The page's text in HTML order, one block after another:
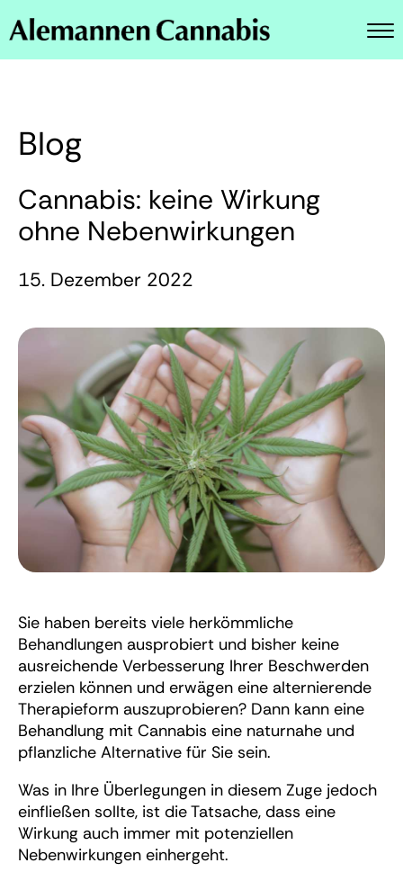
M
e
Live Bestand
Blog
Ratgeber
FAQ
Kontakt
Blog
Cannabis: keine Wirkung
ohne Nebenwirkungen
15. Dezember 2022
Sie haben bereits viele herkömmliche
Behandlungen ausprobiert und bisher keine
ausreichende Verbesserung Ihrer Beschwerden
erzielen können und erwägen eine alternierende
Therapieform auszuprobieren? Dann kann eine
Behandlung mit Cannabis eine naturnahe und
pflanzliche Alternative für Sie sein.
Was in Ihre Überlegungen in diesem Zuge jedoch
einfließen sollte, ist die Tatsache, dass eine
Wirkung auch immer mit potenziellen
Nebenwirkungen einhergeht.